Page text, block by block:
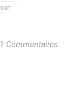
Commentaires